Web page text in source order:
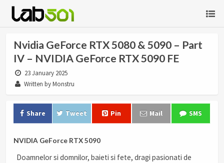
Nvidia GeForce RTX 5080 & 5090 – Part
IV – NVIDIA GeForce RTX 5090 FE
23 January 2025
Written by Monstru
Share Tweet Pin Mail SMS
NVIDIA GeForce RTX 5090
Doamnelor si domnilor, baieti si fete, dragi pasionati de